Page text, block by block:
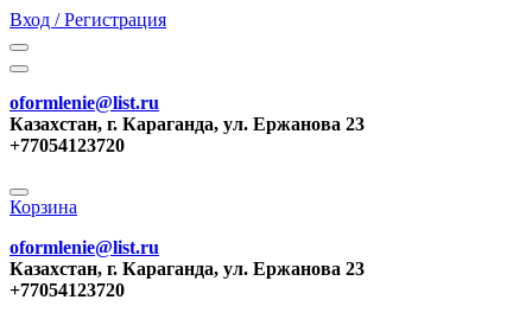
Вход / Регистрация
oformlenie@list.ru
Казахстан, г. Караганда, ул. Ержанова 23
+77054123720
Корзина
oformlenie@list.ru
Казахстан, г. Караганда, ул. Ержанова 23
+77054123720